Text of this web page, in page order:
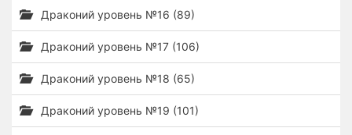
Драконий уровень №16 (89)
Драконий уровень №17 (106)
Драконий уровень №18 (65)
Драконий уровень №19 (101)